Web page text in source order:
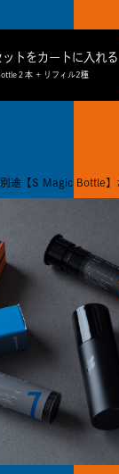
ットをカートに入れる
２本 + リフィル2種
途【S Magic Bottle】